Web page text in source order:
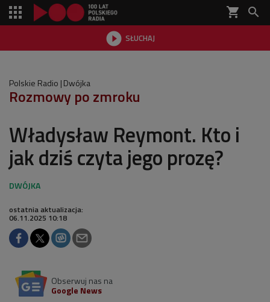
shopping_cart 
 SŁUCHAJ

Polskie Radio Dwójka
Rozmowy po zmroku
Władysław Reymont. Kto i
jak dziś czyta jego prozę?
ostatnia aktualizacja:
06.11.2025 10:18
Obserwuj nas na
Google News